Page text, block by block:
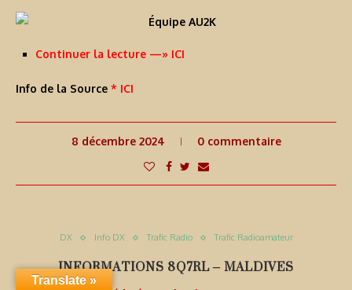
Continuer la lecture —» ICI
Info de la Source * ICI
8 décembre 2024 0 commentaire
DX Info DX Trafic Radio Trafic Radioamateur
INFORMATIONS 8Q7RL – MALDIVES
Translate »